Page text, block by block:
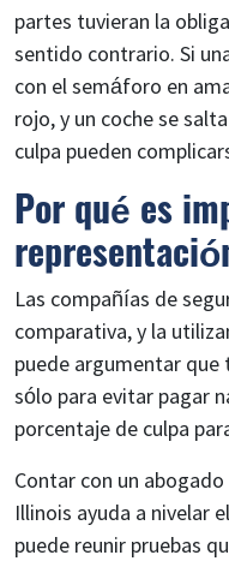
partes tuvieran la
sentido contrario. Si
con el semáforo en
rojo, y un coche se
culpa pueden
Por qué es
Las compañías de
comparativa, y la
puede argumentar
sólo para evitar pagar
porcentaje de culpa
Contar con un
Illinois ayuda a nivelar
puede reunir pruebas